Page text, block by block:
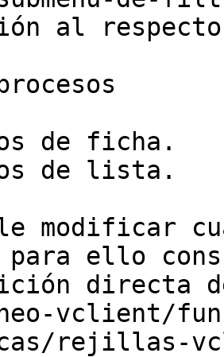
al
de ficha.
de lista.
modificar
ello
directa
vclient/
rejillas-